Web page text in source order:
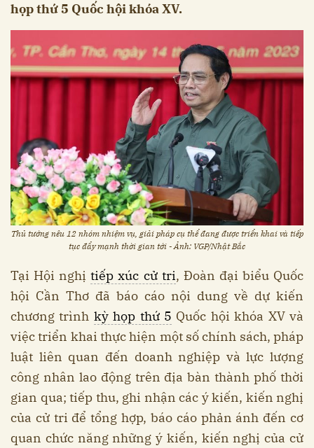
họp thứ 5 Quốc hội khóa XV.
Thủ tướng nêu 12 nhóm nhiệm vụ, giải pháp cụ thể đang được triển khai và tiếp
tục đẩy mạnh thời gian tới - Ảnh: VGP/Nhật Bắc
Tại Hội nghịtiếp xúc cử tri, Đoàn đại biểu Quốc
hội Cần Thơ đã báo cáo nội dung về dự kiến
chương trình kỳ họp thứ 5 Quốc hội khóa XV và
việc triển khai thực hiện một số chính sách, pháp
luật liên quan đến doanh nghiệp và lực lượng
công nhân lao động trên địa bàn thành phố thời
gian qua; tiếp thu, ghi nhận các ý kiến, kiến nghị
của cử tri để tổng hợp, báo cáo phản ánh đến cơ
quan chức năng những ý kiến, kiến nghị của cử